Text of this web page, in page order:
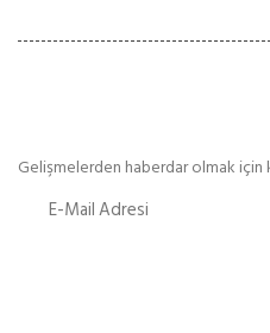
Gelişmelerden haberdar olmak için